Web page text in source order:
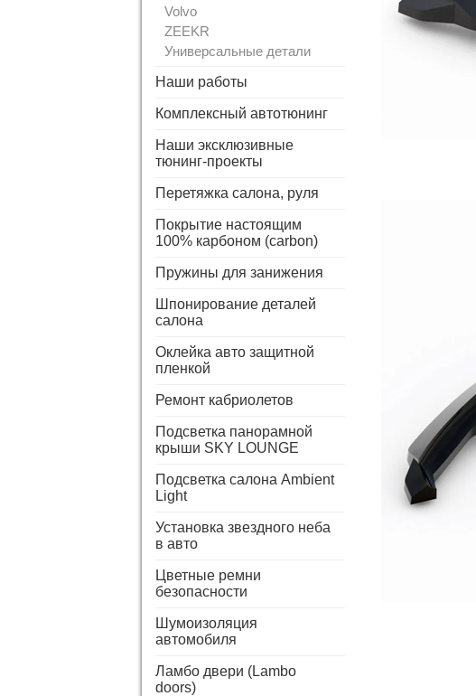
Volvo
ZEEKR
Универсальные детали
Наши работы
Комплексный автотюнинг
Наши эксклюзивные
тюнинг-проекты
Перетяжка салона, руля
Покрытие настоящим
100% карбоном (carbon)
Пружины для занижения
Шпонирование деталей
салона
Оклейка авто защитной
пленкой
Ремонт кабриолетов
Подсветка панорамной
крыши SKY LOUNGE
Подсветка салона Ambient
Light
Установка звездного неба
в авто
Цветные ремни
безопасности
Шумоизоляция
автомобиля
Ламбо двери (Lambo
doors)